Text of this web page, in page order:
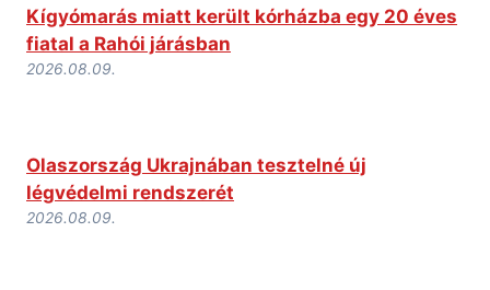
Kígyómarás miatt került kórházba egy 20 éves
fiatal a Rahói járásban
2026.08.09.
Olaszország Ukrajnában tesztelné új
légvédelmi rendszerét
2026.08.09.